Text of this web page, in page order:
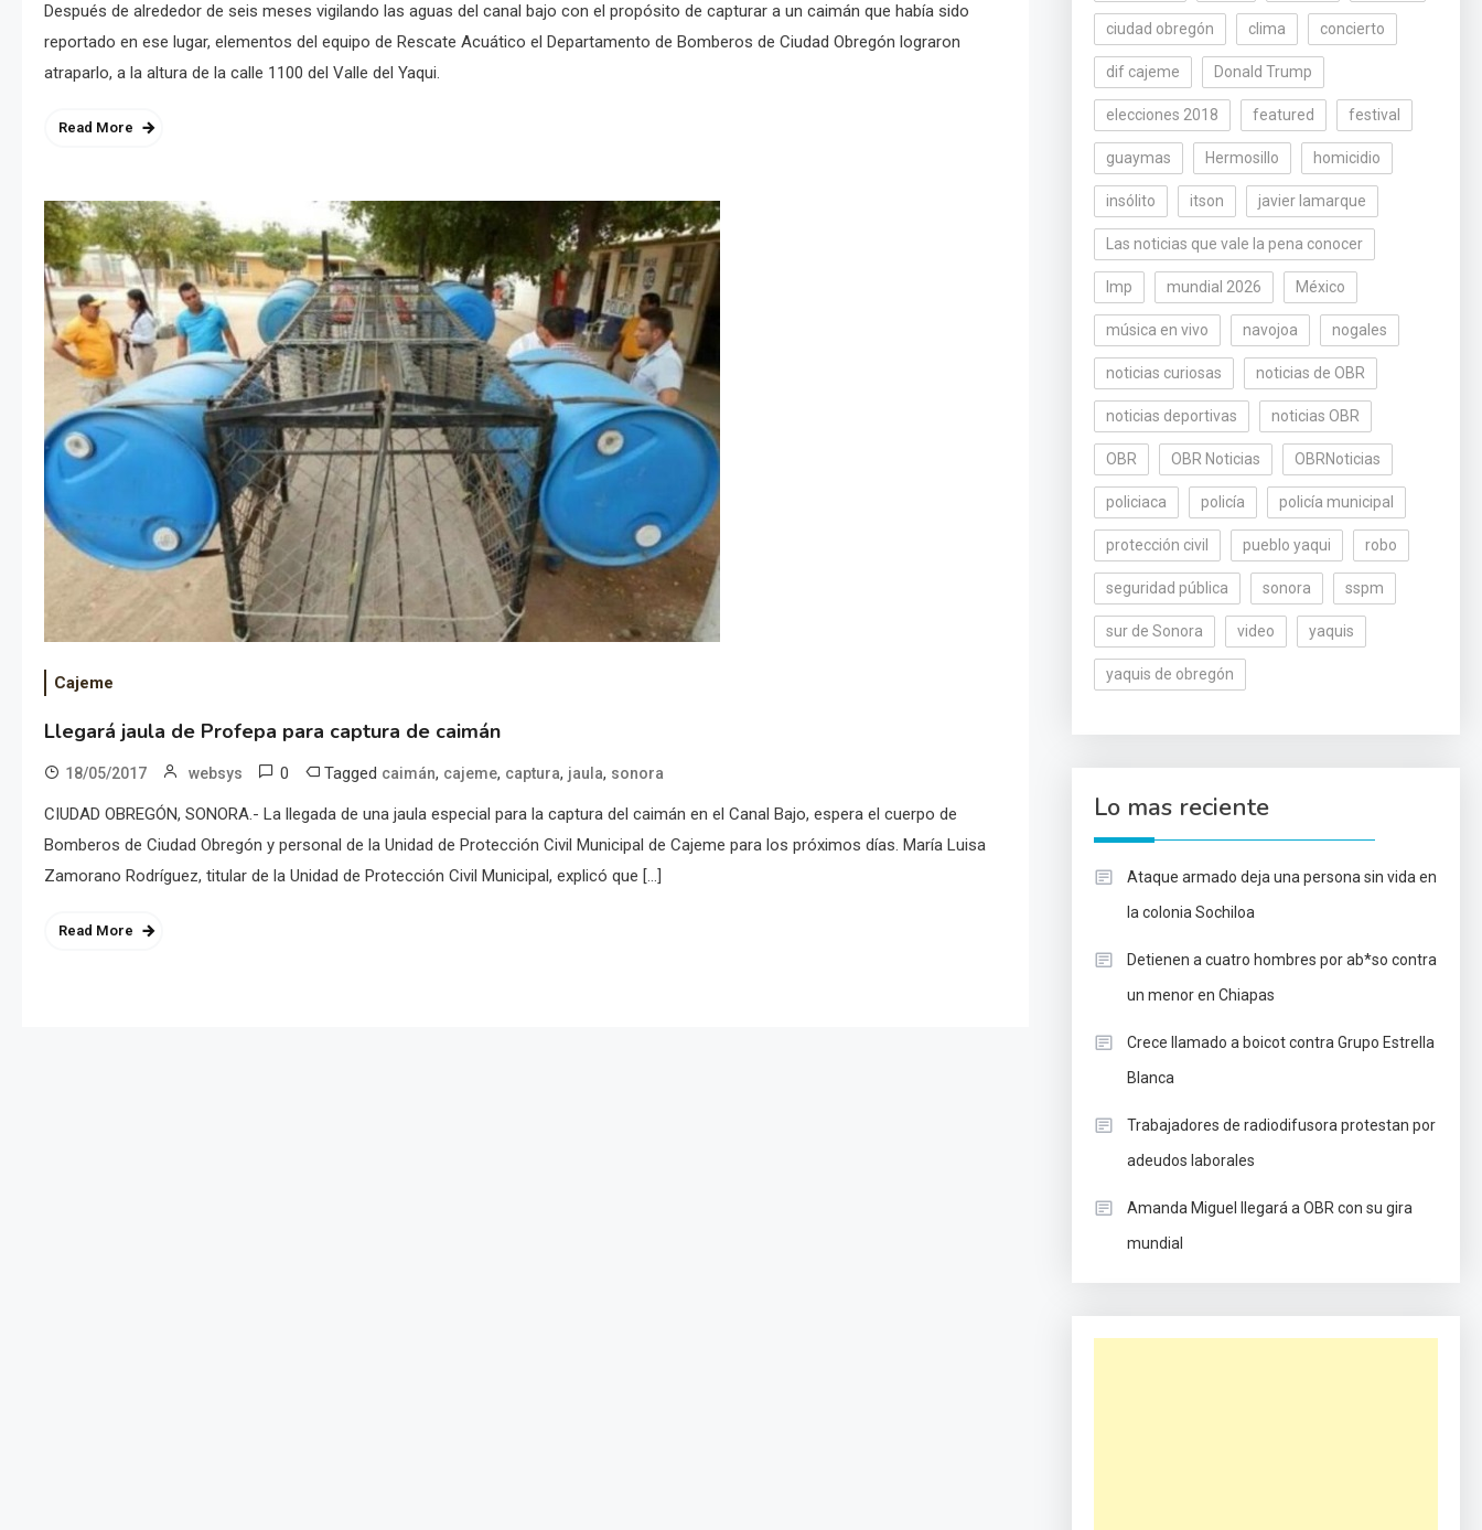
Después de alrededor de seis meses vigilando las aguas del canal bajo con el propósito de capturar a un caimán que había sido
reportado en ese lugar, elementos del equipo de Rescate Acuático el Departamento de Bomberos de Ciudad Obregón lograron
atraparlo, a la altura de la calle 1100 del Valle del Yaqui.
Read More
Cajeme
Llegará jaula de Profepa para captura de caimán
18/05/2017 websys 0 Tagged caimán, cajeme, captura, jaula, sonora
CIUDAD OBREGÓN, SONORA.- La llegada de una jaula especial para la captura del caimán en el Canal Bajo, espera el cuerpo de
Bomberos de Ciudad Obregón y personal de la Unidad de Protección Civil Municipal de Cajeme para los próximos días. María Luisa
Zamorano Rodríguez, titular de la Unidad de Protección Civil Municipal, explicó que […]
Read More
ciudad obregón clima concierto
dif cajeme Donald Trump
elecciones 2018 featured festival
guaymas Hermosillo homicidio
insólito itson javier lamarque
Las noticias que vale la pena conocer
lmp mundial 2026 México
música en vivo navojoa nogales
noticias curiosas noticias de OBR
noticias deportivas noticias OBR
OBR OBR Noticias OBRNoticias
policiaca policía policía municipal
protección civil pueblo yaqui robo
seguridad pública sonora sspm
sur de Sonora video yaquis
yaquis de obregón
Lo mas reciente
Ataque armado deja una persona sin vida en
la colonia Sochiloa
Detienen a cuatro hombres por ab*so contra
un menor en Chiapas
Crece llamado a boicot contra Grupo Estrella
Blanca
Trabajadores de radiodifusora protestan por
adeudos laborales
Amanda Miguel llegará a OBR con su gira
mundial